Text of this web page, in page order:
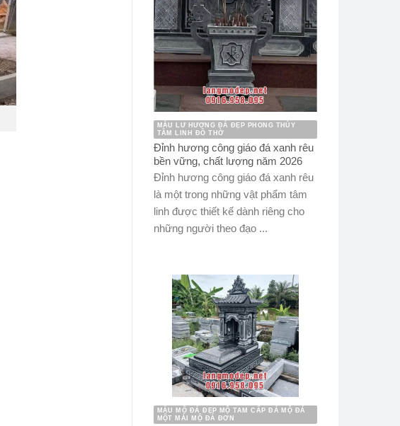
MẪU LƯ HƯƠNG ĐÁ ĐẸP PHONG THỦY
TÂM LINH ĐỒ THỜ
Đỉnh hương công giáo đá xanh rêu
bền vững, chất lượng năm 2026
Đỉnh hương công giáo đá xanh rêu
là một trong những vật phẩm tâm
linh được thiết kế dành riêng cho
những người theo đạo ...
MẪU MỘ ĐÁ ĐẸP MỘ TAM CẤP ĐÁ MỘ ĐÁ
MỘT MÁI MỘ ĐÁ ĐƠN